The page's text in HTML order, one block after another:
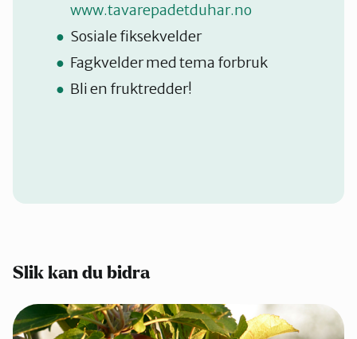
www.tavarepadetduhar.no
Sosiale fiksekvelder
Fagkvelder med tema forbruk
Bli en fruktredder!
Slik kan du bidra